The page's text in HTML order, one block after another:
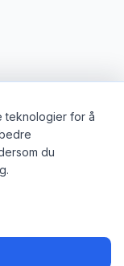
teknologier for å
du